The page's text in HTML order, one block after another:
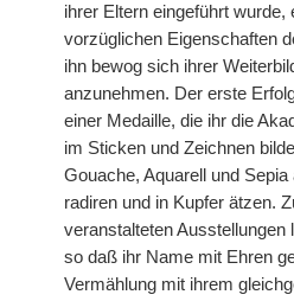
ihrer Eltern eingeführt wurde,
vorzüglichen Eigenschaften
ihn bewog sich ihrer
anzunehmen. Der erste
einer Medaille, die ihr die
im Sticken und Zeichnen
Gouache, Aquarell und
radiren und in Kupfer ätzen.
veranstalteten Ausstellungen
so daß ihr Name mit Ehren
Vermählung mit ihrem